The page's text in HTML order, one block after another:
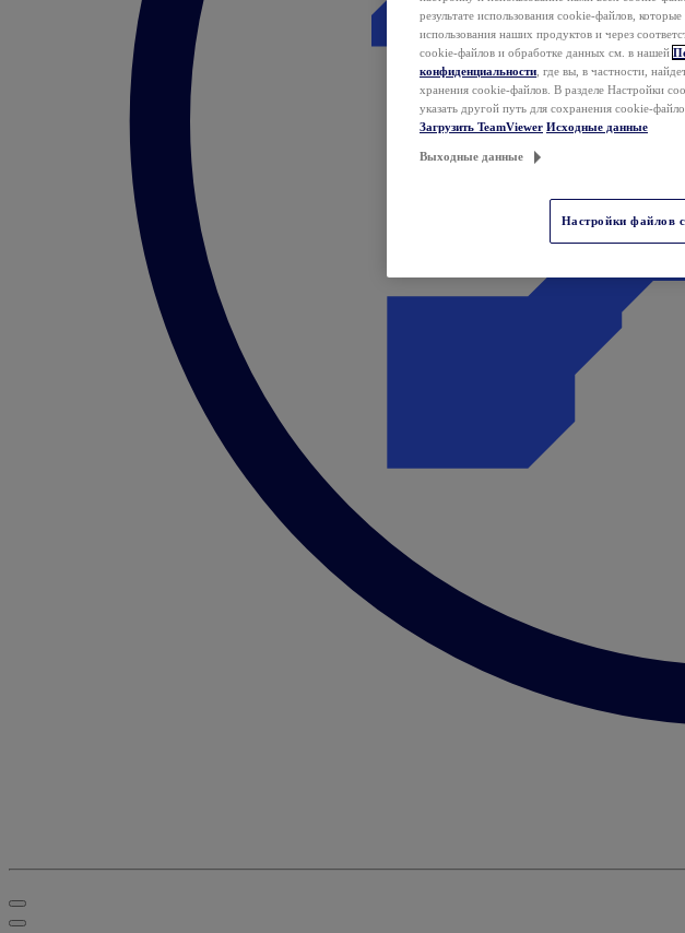
результате использования cookie-файлов,
использования наших продуктов и через
cookie-файлов и обработке данных см. в нашей
конфиденциальности , где вы, в частности,
хранения cookie-файлов. В разделе Настройки
указать другой путь для сохранения cookie-
Загрузить TeamViewer Исходные данные
Выходные данные
Настройки файлов